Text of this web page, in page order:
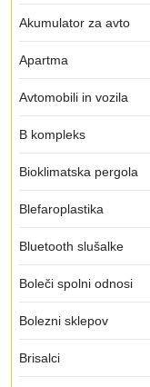
Akumulator za avto
Apartma
Avtomobili in vozila
B kompleks
Bioklimatska pergola
Blefaroplastika
Bluetooth slušalke
Boleči spolni odnosi
Bolezni sklepov
Brisalci